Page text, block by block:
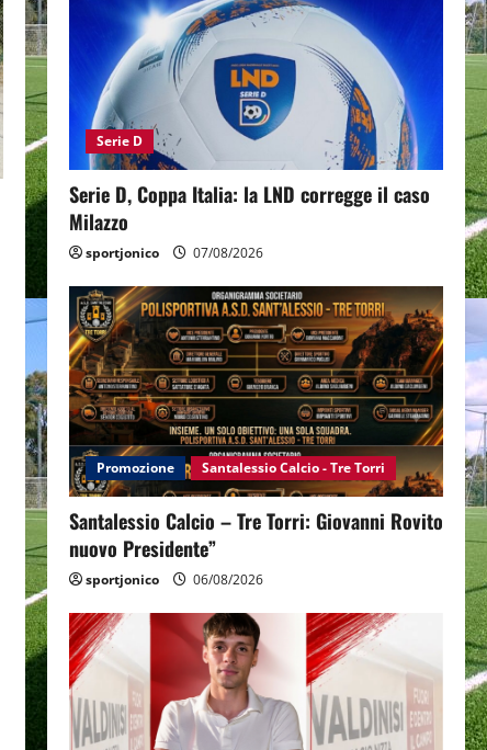
Serie D
Serie D, Coppa Italia: la LND corregge il caso
Milazzo
sportjonico 07/08/2026
Promozione Santalessio Calcio - Tre Torri
Santalessio Calcio – Tre Torri: Giovanni Rovito
nuovo Presidente”
sportjonico 06/08/2026